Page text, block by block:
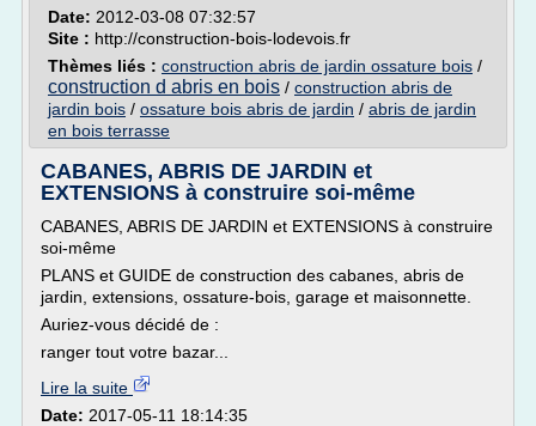
Date: 2012-03-08 07:32:57
Site : http://construction-bois-lodevois.fr
Thèmes liés : construction abris de jardin ossature bois /
construction d abris en bois / construction abris de
jardin bois / ossature bois abris de jardin / abris de jardin
en bois terrasse
CABANES, ABRIS DE JARDIN et
EXTENSIONS à construire soi-même
CABANES, ABRIS DE JARDIN et EXTENSIONS à construire
soi-même
PLANS et GUIDE de construction des cabanes, abris de
jardin, extensions, ossature-bois, garage et maisonnette.
Auriez-vous décidé de :
ranger tout votre bazar...
Lire la suite
Date: 2017-05-11 18:14:35